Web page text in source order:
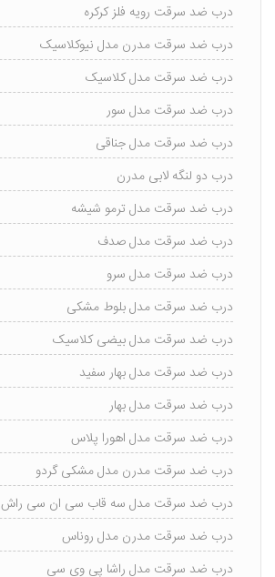
درب ضد سرقت رویه فلز کرکره
درب ضد سرقت مدرن مدل نیوکلاسیک
درب ضد سرقت مدل کلاسیک
درب ضد سرقت مدل سور
درب ضد سرقت مدل جناقی
درب دو لنگه لابی مدرن
درب ضد سرقت مدل ترمو شیشه
درب ضد سرقت مدل صدف
درب ضد سرقت مدل سرو
درب ضد سرقت مدل بلوط مشکی
درب ضد سرقت مدل بیضی کلاسیک
درب ضد سرقت مدل بهار سفید
درب ضد سرقت مدل بهار
درب ضد سرقت مدل اهورا پلاس
درب ضد سرقت مدرن مدل مشکی گردو
درب ضد سرقت مدل سه قاب سی ان سی راش
درب ضد سرقت مدرن مدل روناس
درب ضد سرقت مدل راشا پی وی سی